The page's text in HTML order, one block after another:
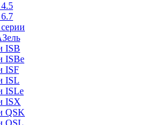
ISB
ISBe
ISF
ISL
ISLe
ISX
QSK
QSL